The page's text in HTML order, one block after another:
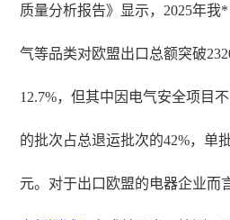
质量分析报告》显示，2025年我
气等品类对欧盟出口总额突破
12.7%，但其中因电气安全项目
的批次占总退运批次的42%，单
元。对于出口欧盟的电器企业而